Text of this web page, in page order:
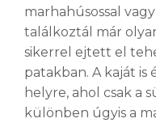
marhahúsossal
találkoztál már
sikerrel ejtett el
patakban. A kaját
helyre, ahol csak a
különben úgyis a